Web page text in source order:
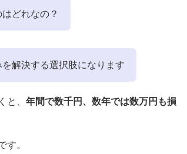
どれなの？
解決する選択肢になります
、 年間で数千円、数年では数万円も損
す。